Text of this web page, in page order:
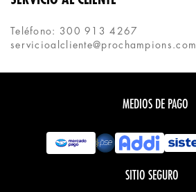
Teléfono: 300 913 4267
servicioalcliente@prochampions.com
MEDIOS DE PAGO
SITIO SEGURO